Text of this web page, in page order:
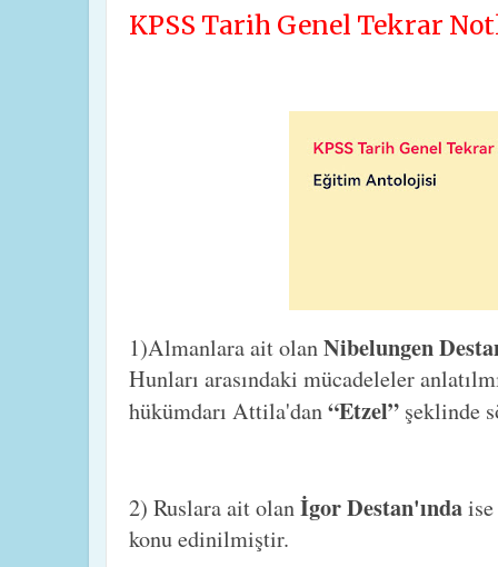
KPSS Tarih Genel Tekrar
1)Almanlara ait olanNibelungen
Hunları arasındaki mücadeleler
hükümdarı Attila'dan“Etzel” şeklinde
2) Ruslara ait olanİgor Destan'ında
konu edinilmiştir.